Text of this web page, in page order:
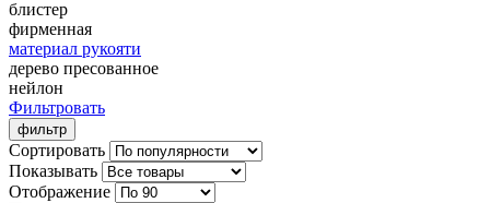
блистер
фирменная
материал рукояти
дерево пресованное
нейлон
Фильтровать
фильтр
Сортировать
Показывать
Отображение